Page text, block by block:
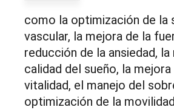
como la optimización de la
vascular, la mejora de la
reducción de la ansiedad,
calidad del sueño, la mejora
vitalidad, el manejo del
optimización de la